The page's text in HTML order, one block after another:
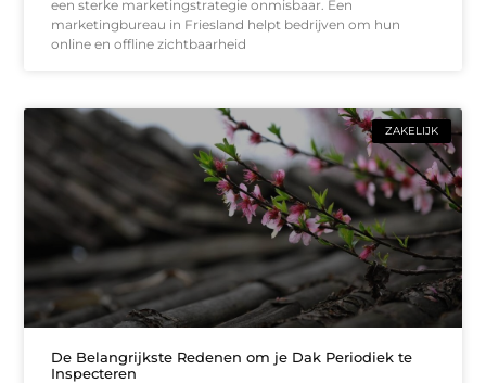
een sterke marketingstrategie onmisbaar. Een
marketingbureau in Friesland helpt bedrijven om hun
online en offline zichtbaarheid
ZAKELIJK
De Belangrijkste Redenen om je Dak Periodiek te
Inspecteren